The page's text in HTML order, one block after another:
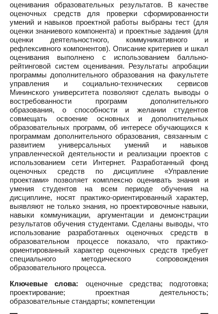
оценивания образовательных результатов. В качестве
оценочных средств для проверки сформированности
умений и навыков проектной работы выбраны тест (для
оценки знаниевого компонента) и проектные задания (для
оценки деятельностного, коммуникативного и
рефлексивного компонентов). Описание критериев и шкал
оценивания выполнено с использованием балльно-
рейтинговой систем оценивания. Результаты апробации
программы дополнительного образования на факультете
управления и социально-технических сервисов
Мининского университета позволяют сделать выводы о
востребованности программ дополнительного
образования, о способности и желании студентов
совмещать освоение основных и дополнительных
образовательных программ, об интересе обучающихся к
программам дополнительного образования, связанным с
развитием универсальных умений и навыков
управленческой деятельности и реализации проектов с
использованием сети Интернет. Разработанный фонд
оценочных средств по дисциплине «Управление
проектами» позволяет комплексно оценивать знания и
умения студентов на всем периоде обучения на
дисциплине, носят практико-ориентированный характер,
выявляют не только знания, но проектировочные навыки,
навыки коммуникации, аргументации и демонстрации
результатов обучения студентами. Сделаны выводы, что
использование разработанных оценочных средств в
образовательном процессе показало, что практико-
ориентированный характер оценочных средств требует
специального методического сопровождения
образовательного процесса.
Ключевые слова: оценочные средства; подготовка;
проектирование; проектная деятельность;
образовательные стандарты; компетенции